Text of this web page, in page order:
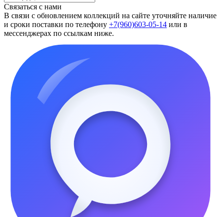
Связаться с нами
В связи с обновлением коллекций на сайте уточняйте наличие
и сроки поставки по телефону +7(960)603-05-14 или в
мессенджерах по ссылкам ниже.